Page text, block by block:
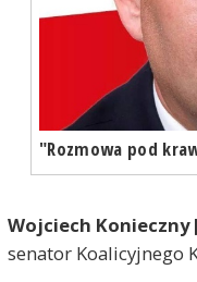
"Rozmowa pod
Wojciech Konieczny
senator Koalicyjnego